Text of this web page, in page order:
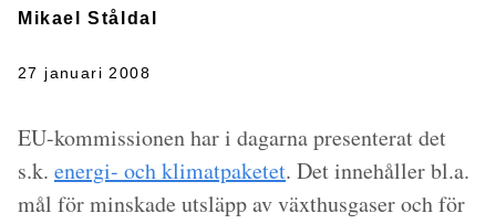
Mikael Ståldal
27 januari 2008
EU-kommissionen har i dagarna presenterat det
s.k. energi- och klimatpaketet. Det innehåller bl.a.
mål för minskade utsläpp av växthusgaser och för